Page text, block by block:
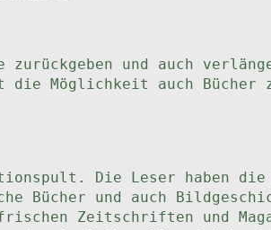
zurückgeben und auch
die Möglichkeit auch
Die Leser haben
Bücher und auch
Zeitschriften und